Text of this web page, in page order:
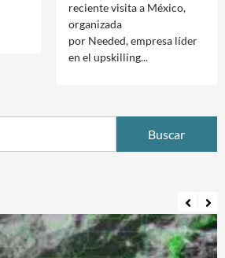
reciente visita a México,
organizada
por Needed, empresa líder
en el upskilling...